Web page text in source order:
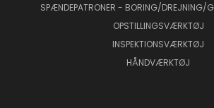
SPÆNDEPATRONER - BORING/DREJNING/
OPSTILLINGSVÆRKTØJ
INSPEKTIONSVÆRKTØJ
HÅNDVÆRKTØJ